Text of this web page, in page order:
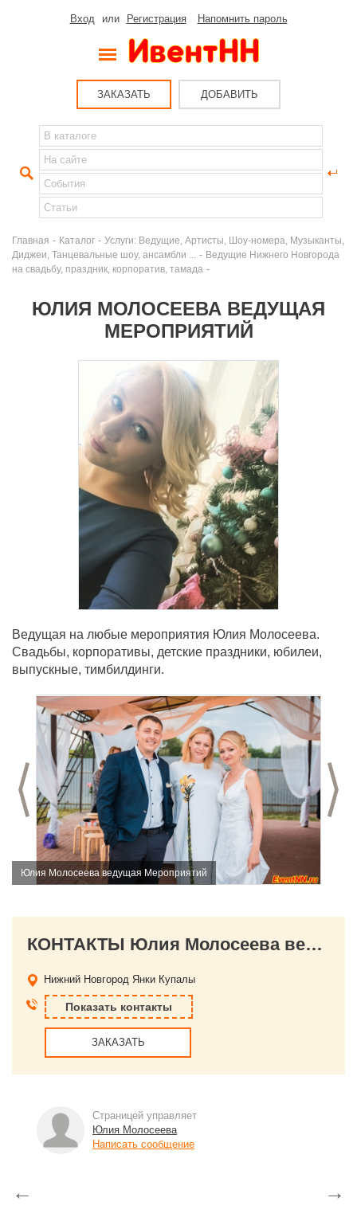
Вход или Регистрация Напомнить пароль
ЗАКАЗАТЬ ДОБАВИТЬ
Главная - Каталог - Услуги: Ведущие, Артисты, Шоу-номера, Музыканты,
Диджеи, Танцевальные шоу, ансамбли ...
- Ведущие Нижнего Новгорода
на свадьбу, праздник, корпоратив, тамада -
ЮЛИЯ МОЛОСЕЕВА ВЕДУЩАЯ
МЕРОПРИЯТИЙ
Ведущая на любые мероприятия Юлия Молосеева.
Свадьбы, корпоративы, детские праздники, юбилеи,
выпускные, тимбилдинги.
Предыдущий слайд
Юлия Молосеева ведущая Мероприятий
КОНТАКТЫ Юлия Молосеева ведущая Мероприятий
Нижний Новгород Янки Купалы
Показать контакты
ЗАКАЗАТЬ
Страницей управляет
Юлия Молосеева
Написать сообщение
← →